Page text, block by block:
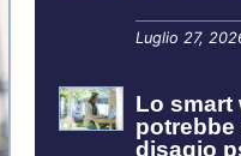
Luglio 27,
Lo smart
potrebbe
disagio